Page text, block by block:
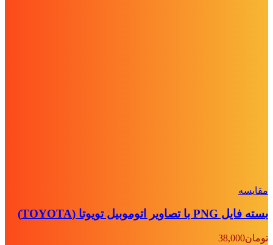
مقايسه
بسته فایل PNG با تصاویر اتوموبیل تویوتا (TOYOTA)
تومان38,000